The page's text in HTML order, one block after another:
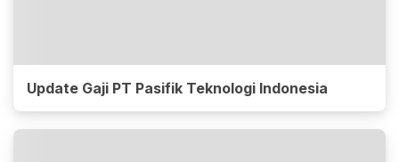
Update Gaji PT Pasifik Teknologi Indonesia